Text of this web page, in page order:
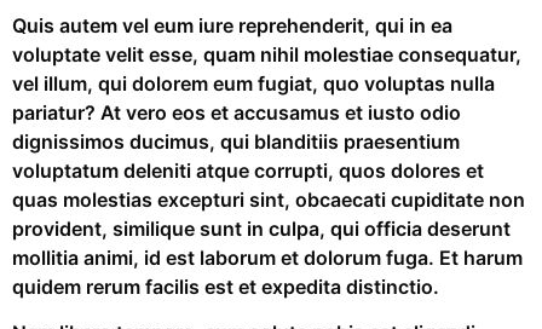
Quis autem vel eum iure reprehenderit, qui in ea
voluptate velit esse, quam nihil molestiae consequatur,
vel illum, qui dolorem eum fugiat, quo voluptas nulla
pariatur? At vero eos et accusamus et iusto odio
dignissimos ducimus, qui blanditiis praesentium
voluptatum deleniti atque corrupti, quos dolores et
quas molestias excepturi sint, obcaecati cupiditate non
provident, similique sunt in culpa, qui officia deserunt
mollitia animi, id est laborum et dolorum fuga. Et harum
quidem rerum facilis est et expedita distinctio.